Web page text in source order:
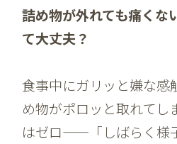
詰め物が外れても痛く
て大丈夫？
食事中にガリッと嫌な感
め物がポロッと取れてし
はゼロ——「しばらく様